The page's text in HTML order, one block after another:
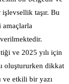
taşır. Bu
amaçlarla
verilmektedir.
ve 2025 yılı için
oluştururken dikkat
ve etkili bir yazı